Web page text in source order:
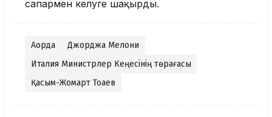
сапармен келуге шақырды.
Ақорда
Джорджа Мелони
Италия Министрлер Кеңесінің төрағасы
Қасым-Жомарт Тоқаев